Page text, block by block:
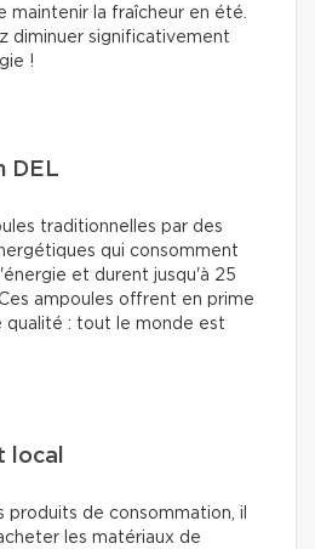
maintenir la fraîcheur en été.
diminuer significativement
!
DEL
traditionnelles par des
qui consomment
et durent jusqu'à 25
ampoules offrent en prime
qualité : tout le monde est
local
produits de consommation, il
les matériaux de